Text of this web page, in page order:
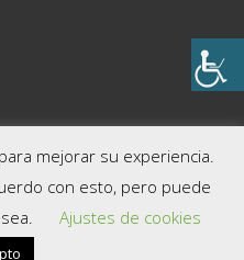
mejorar su experiencia.
con esto, pero puede
Ajustes de cookies